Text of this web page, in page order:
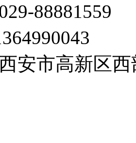
88881559
安市高新区西